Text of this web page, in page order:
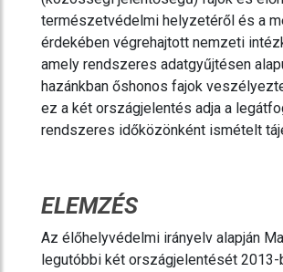
természetvédelmi helyzetéről és a
érdekében végrehajtott nemzeti
amely rendszeres adatgyűjtésen
hazánkban őshonos fajok
ez a két országjelentés adja a
rendszeres időközönként ismételt
ELEMZÉS
Az élőhelyvédelmi irányelv alapján
legutóbbi két országjelentését